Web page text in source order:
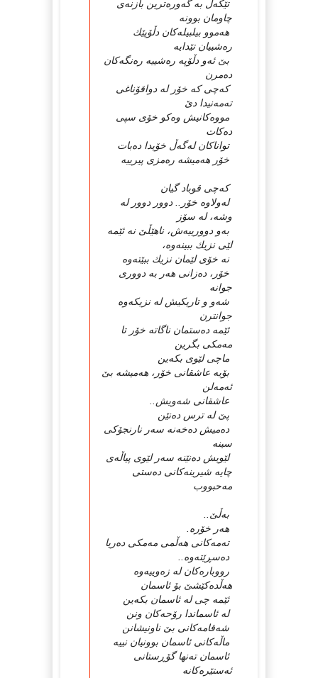
تێكەڵ بە گەورەترین بازنەی
چاومان بوونە
هەموو بیلبیلەكان دڵۆپێك
رەشییان تێدایە
بێ ئەو دڵۆپە رەشییە رەنگەكان
دەمرن
كەچی كە خۆر لە دواقۆناغی
تەمەنیدا دێ
مووەكانیش وەكو خۆی سپی
دەكات
تواناكان لەگەڵ خۆیدا دەبات
خۆر هەمیشە رەمزی پیرییە
كەچی قوباد گیان
لەولاوە خۆر.. دوور دوور لە
وشە، لە سۆز
بەو دوورییەش، ناهێڵێ نە ئێمە
لێی نزیك ببینەوە،
نە خۆی لێمان نزیك ببێتەوە
خۆر، دەزانی هەر بە دووری
جوانە
شەو و تاریكیش لە نزیكەوە
جوانترن
ئێمە دەستمان ناگاتە خۆر تا
مەمكی بگرین
ماچی لێوی بكەین
بۆیە عاشقانی خۆر، هەمیشە بێ
ئەمەلن
عاشقانی شەویش..
پێ لە ترس دەنێن
دەمیش دەخەنە سەر نارنجۆكی
سینە
لێویش دەنێنە سەر لێوی پیاڵەی
چایە شیرینەكانی دەستی
مەحبووب
بەڵێ..
هەر خۆرە.
تەمەكانی هەڵمی مەمكی دەریا
دەسڕێتەوە..
رووبارەكان لە زەوییەوە
هەڵدەكێشێ بۆ ئاسمان
ئێمە چی لە ئاسمان بكەین
لە ئاسماندا رۆحەكان ونن
شەقامەكانی بێ ناونیشانن
ماڵەكانی ئاسمان بوونیان نییە
ئاسمان تەنها گۆڕستانی
ئەستێرەكانە